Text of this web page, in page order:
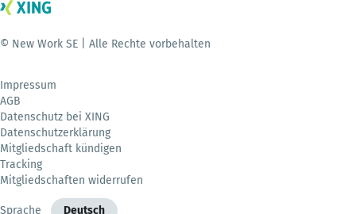
© New Work SE | Alle Rechte vorbehalten
Impressum
AGB
Datenschutz bei XING
Datenschutzerklärung
Mitgliedschaft kündigen
Tracking
Mitgliedschaften widerrufen
Sprache Deutsch